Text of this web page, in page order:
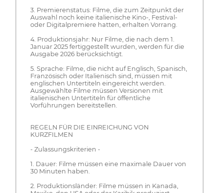
3. Premierenstatus: Filme, die zum Zeitpunkt der
Auswahl noch keine italienische Kino-, Festival-
oder Digitalpremiere hatten, erhalten Vorrang.
4. Produktionsjahr: Nur Filme, die nach dem 1.
Januar 2025 fertiggestellt wurden, werden für die
Ausgabe 2026 berücksichtigt.
5. Sprache: Filme, die nicht auf Englisch, Spanisch,
Französisch oder Italienisch sind, müssen mit
englischen Untertiteln eingereicht werden.
Ausgewählte Filme müssen Versionen mit
italienischen Untertiteln für öffentliche
Vorführungen bereitstellen.
REGELN FÜR DIE EINREICHUNG VON
KURZFILMEN
- Zulassungskriterien -
1. Dauer: Filme müssen eine maximale Dauer von
30 Minuten haben.
2. Produktionsländer: Filme müssen in Kanada,